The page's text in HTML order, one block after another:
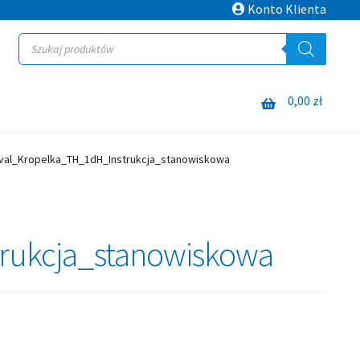
Konto Klienta
Wyszukiwarka
produktów
0,00 zł